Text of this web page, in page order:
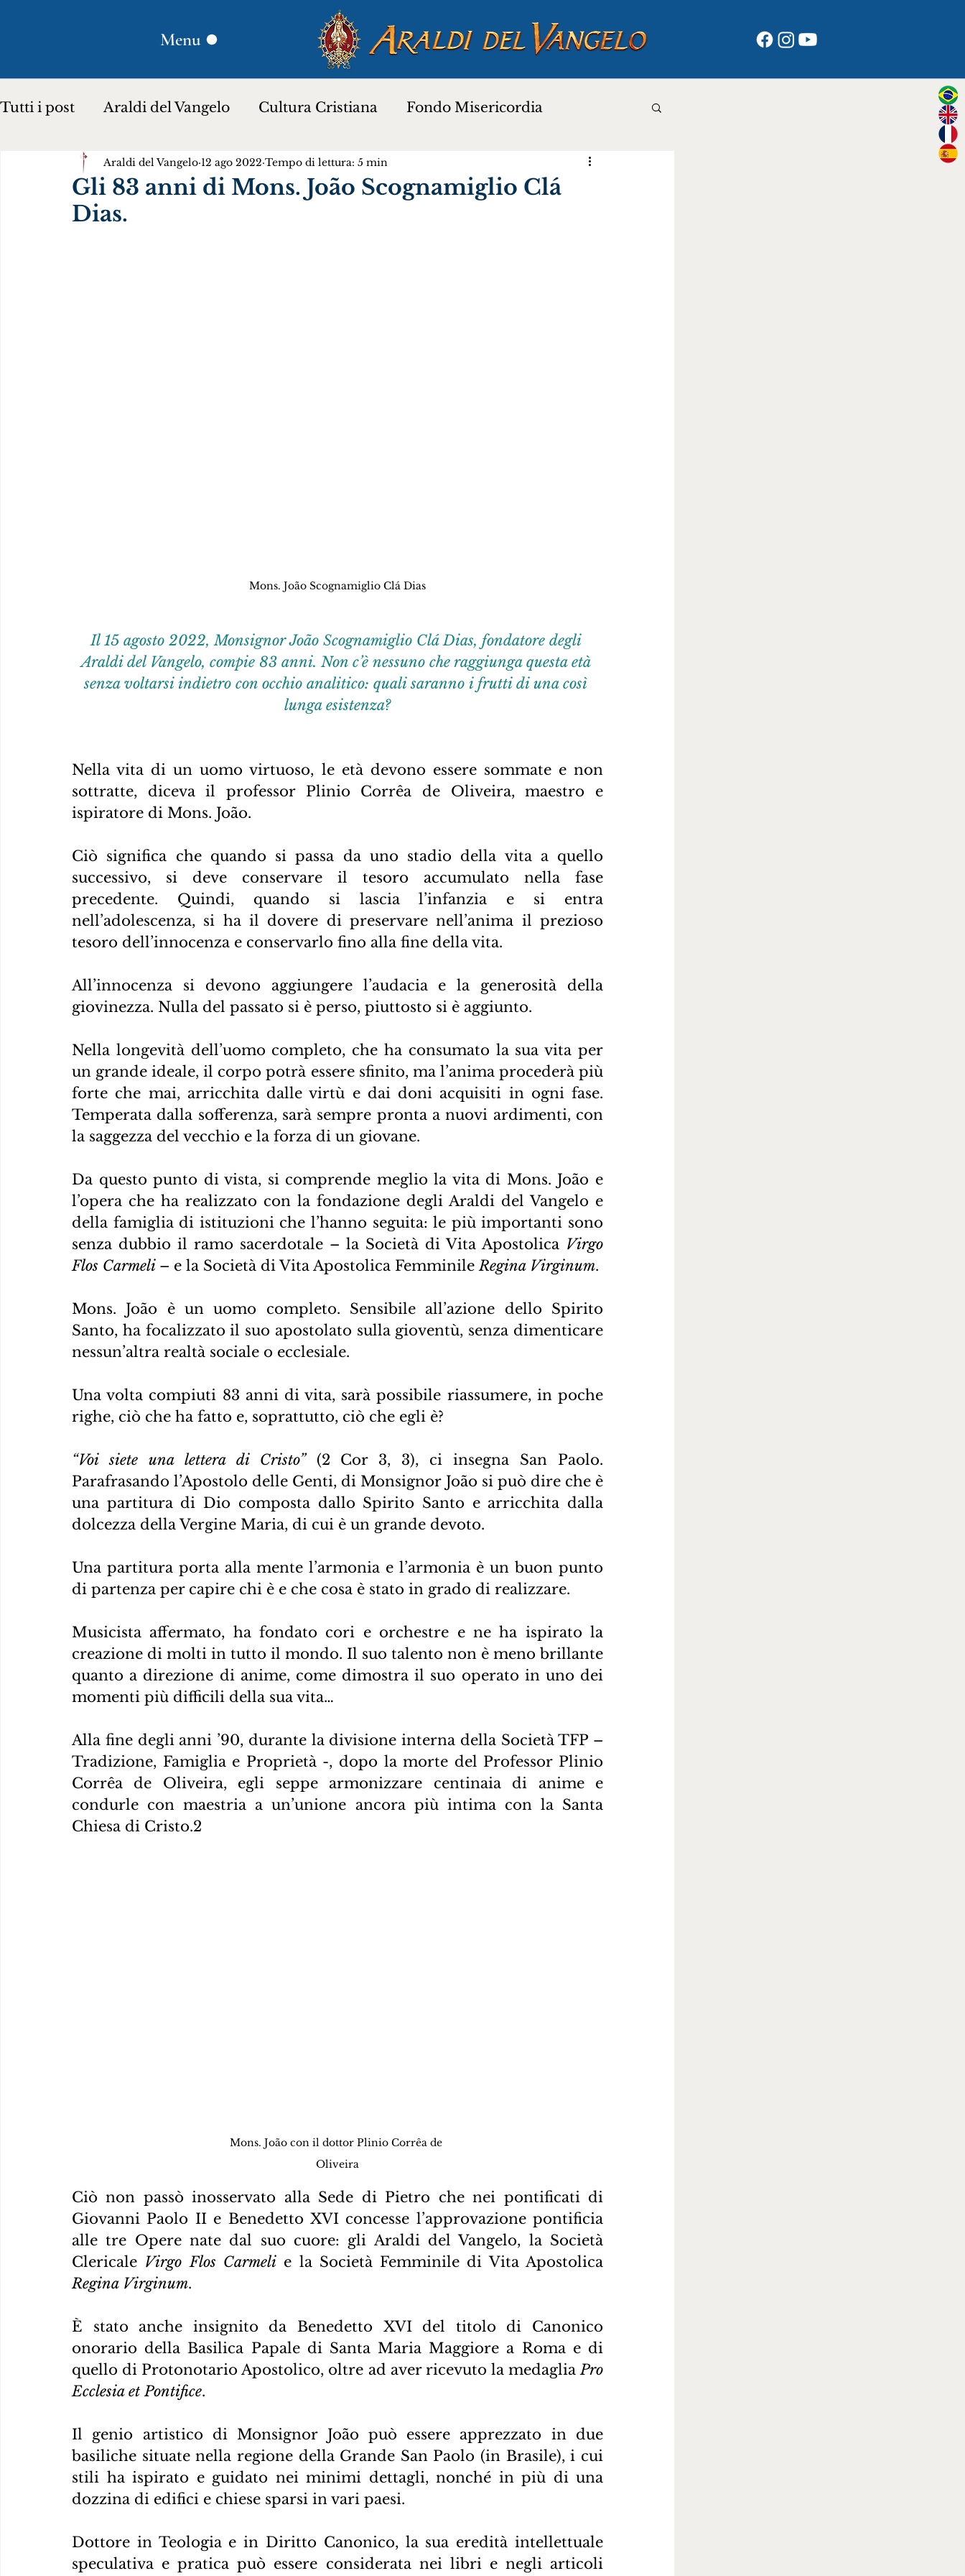
Menu
Tutti i post Araldi del Vangelo Cultura Cristiana Fondo Misericordia
Plinio Corrêa de Oliveira Donna Lucilia Proverbi dei Santi Santi e Beati
Storia per bambini…
Gli 83 anni di Mons. João Scognamiglio Clá
Dias.
Araldi del Vangelo 12 ago 2022 Tempo di lettura: 5 min
Mons. João Scognamiglio Clá Dias
Il 15 agosto 2022, Monsignor João Scognamiglio Clá Dias, fondatore degli
Araldi del Vangelo, compie 83 anni. Non c’è nessuno che raggiunga questa età
senza voltarsi indietro con occhio analitico: quali saranno i frutti di una così
lunga esistenza?
Nella vita di un uomo virtuoso, le età devono essere sommate e non
sottratte, diceva il professor Plinio Corrêa de Oliveira, maestro e
ispiratore di Mons. João.
Ciò significa che quando si passa da uno stadio della vita a quello
successivo, si deve conservare il tesoro accumulato nella fase
precedente. Quindi, quando si lascia l’infanzia e si entra
nell’adolescenza, si ha il dovere di preservare nell’anima il prezioso
tesoro dell’innocenza e conservarlo fino alla fine della vita.
All’innocenza si devono aggiungere l’audacia e la generosità della
giovinezza. Nulla del passato si è perso, piuttosto si è aggiunto.
Nella longevità dell’uomo completo, che ha consumato la sua vita per
un grande ideale, il corpo potrà essere sfinito, ma l’anima procederà più
forte che mai, arricchita dalle virtù e dai doni acquisiti in ogni fase.
Temperata dalla sofferenza, sarà sempre pronta a nuovi ardimenti, con
la saggezza del vecchio e la forza di un giovane.
Da questo punto di vista, si comprende meglio la vita di Mons. João e
l’opera che ha realizzato con la fondazione degli Araldi del Vangelo e
della famiglia di istituzioni che l’hanno seguita: le più importanti sono
senza dubbio il ramo sacerdotale – la Società di Vita Apostolica Virgo
Flos Carmeli – e la Società di Vita Apostolica Femminile Regina Virginum.
Mons. João è un uomo completo. Sensibile all’azione dello Spirito
Santo, ha focalizzato il suo apostolato sulla gioventù, senza dimenticare
nessun’altra realtà sociale o ecclesiale.
Una volta compiuti 83 anni di vita, sarà possibile riassumere, in poche
righe, ciò che ha fatto e, soprattutto, ciò che egli è?
“Voi siete una lettera di Cristo” (2 Cor 3, 3), ci insegna San Paolo.
Parafrasando l’Apostolo delle Genti, di Monsignor João si può dire che è
una partitura di Dio composta dallo Spirito Santo e arricchita dalla
dolcezza della Vergine Maria, di cui è un grande devoto.
Una partitura porta alla mente l’armonia e l’armonia è un buon punto
di partenza per capire chi è e che cosa è stato in grado di realizzare.
Musicista affermato, ha fondato cori e orchestre e ne ha ispirato la
creazione di molti in tutto il mondo. Il suo talento non è meno brillante
quanto a direzione di anime, come dimostra il suo operato in uno dei
momenti più difficili della sua vita…
Alla fine degli anni ’90, durante la divisione interna della Società TFP –
Tradizione, Famiglia e Proprietà -, dopo la morte del Professor Plinio
Corrêa de Oliveira, egli seppe armonizzare centinaia di anime e
condurle con maestria a un’unione ancora più intima con la Santa
Chiesa di Cristo.2
Mons. João con il dottor Plinio Corrêa de
Oliveira
Ciò non passò inosservato alla Sede di Pietro che nei pontificati di
Giovanni Paolo II e Benedetto XVI concesse l’approvazione pontificia
alle tre Opere nate dal suo cuore: gli Araldi del Vangelo, la Società
Clericale Virgo Flos Carmeli
Regina Virginum.
È stato anche insignito da Benedetto XVI del titolo di Canonico
onorario della Basilica Papale di Santa Maria Maggiore a Roma e di
quello di Protonotario Apostolico, oltre ad aver ricevuto la medaglia Pro
Ecclesia et Pontifice.
Il genio artistico di Monsignor João può essere apprezzato in due
basiliche situate nella regione della Grande San Paolo (in Brasile), i cui
stili ha ispirato e guidato nei minimi dettagli, nonché in più di una
dozzina di edifici e chiese sparsi in vari paesi.
Dottore in Teologia e in Diritto Canonico, la sua eredità intellettuale
speculativa e pratica può essere considerata nei libri e negli articoli